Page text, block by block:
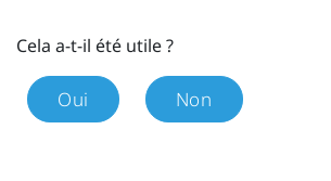
Cela a-t-il été utile ?
Oui Non